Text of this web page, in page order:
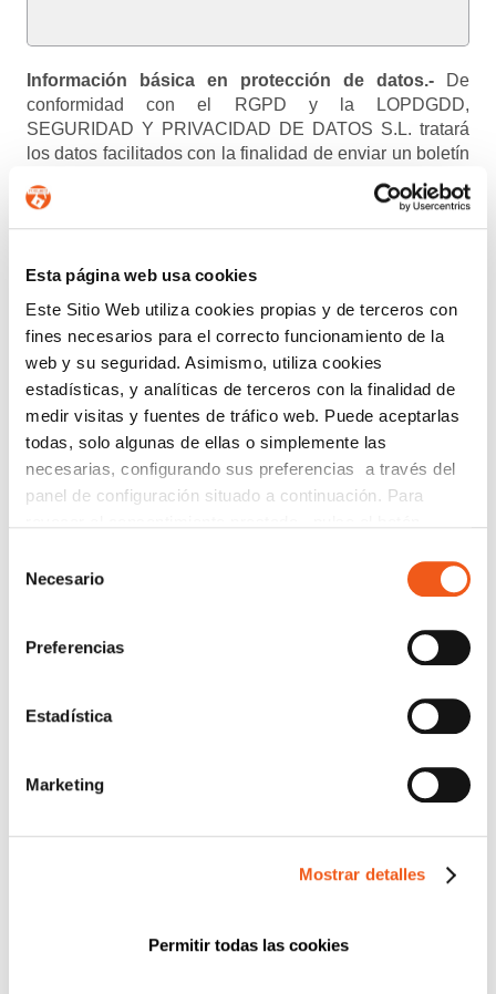
Esta página web usa cookies
Este Sitio Web utiliza cookies propias y de terceros con
fines necesarios para el correcto funcionamiento de la
web y su seguridad. Asimismo, utiliza cookies
estadísticas, y analíticas de terceros con la finalidad de
medir visitas y fuentes de tráfico web. Puede aceptarlas
todas, solo algunas de ellas o simplemente las
necesarias, configurando sus preferencias a través del
panel de configuración situado a continuación. Para
consultar nuestra política de cookies
política de cookies
Necesario
Preferencias
Estadística
Marketing
Mostrar detalles
Permitir todas las cookies
Información básica en protección de datos.- De
conformidad con el RGPD y la LOPDGDD,
SEGURIDAD Y PRIVACIDAD DE DATOS S.L. tratará
los datos facilitados con la finalidad de enviar un boletín
información acerca del tratamiento de sus datos y
ejercer sus derechos, visite nuestra política de privacidad.
ENTIENDO Y ACEPTO el tratamiento de mis
datos tal y como se describe anteriormente y se explica
con mayor detalle en la Política de Privacidad.
AUTORIZO el envío de comunicaciones
comerciales.
Enviar
ACUERDOS Y COLABORACIONES
CIBERSEGURIDAD
CONSULTORA RGPD